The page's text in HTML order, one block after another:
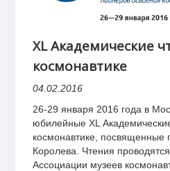
XL Академические
космонавтике
04.02.2016
26-29 января 2016 года в
юбилейные XL
космонавтике, посвященные
Королева. Чтения
Ассоциации музеев